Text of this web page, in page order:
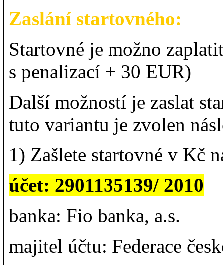
Zaslání startovného:
Startovné je možno
s penalizací + 30 EUR)
Další možností je zaslat
tuto variantu je zvolen
1) Zašlete startovné v Kč
účet: 2901135139/ 2010
banka: Fio banka, a.s.
majitel účtu: Federace